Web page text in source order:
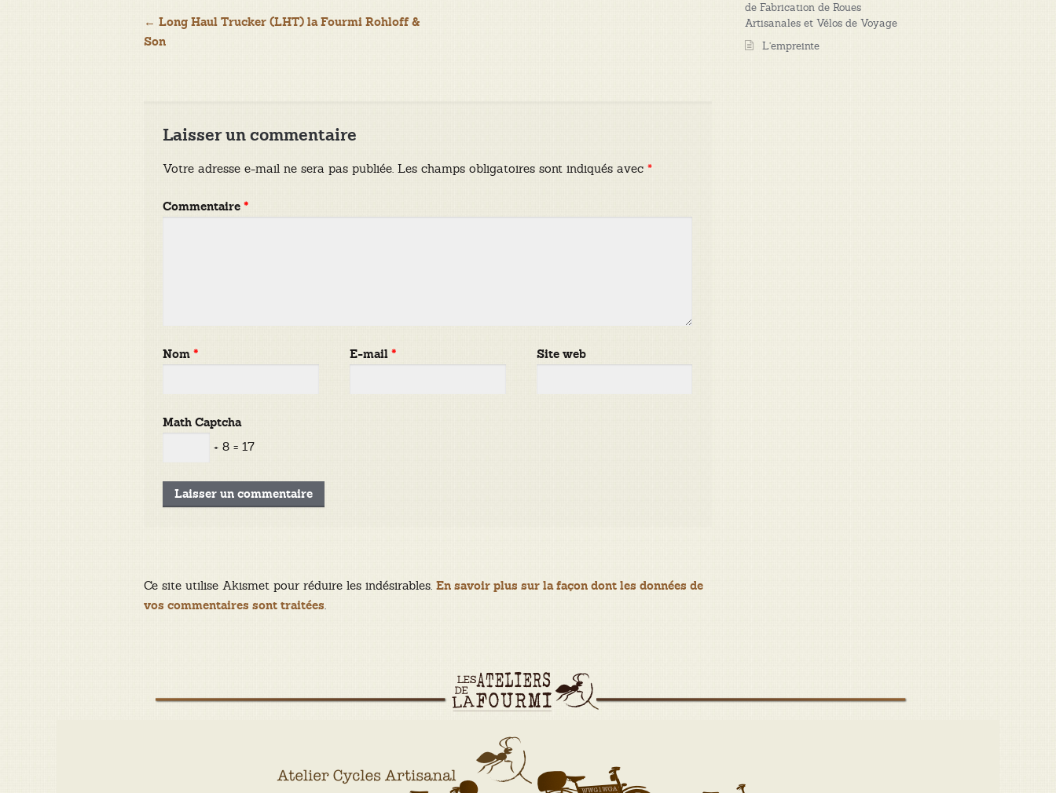
Navigation
← Long Haul Trucker (LHT) la Fourmi Rohloff &
Son
Laisser un commentaire
Votre adresse e-mail ne sera pas publiée. Les champs obligatoires sont indiqués avec*
Commentaire*
Nom* E-mail* Site web
Math Captcha
+ 8 = 17
Ce site utilise Akismet pour réduire les indésirables.En savoir plus sur la façon dont les données de
vos commentaires sont traitées.
de Fabrication de Roues
Artisanales et Vélos de Voyage
L’empreinte